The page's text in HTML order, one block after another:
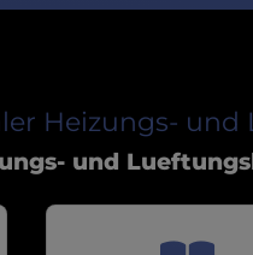
Heizungs-
und